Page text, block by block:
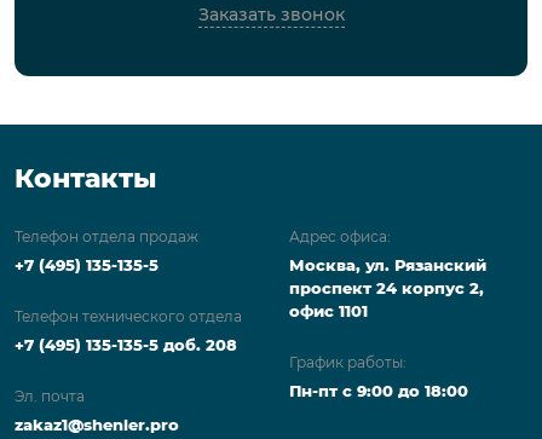
Заказать звонок
Контакты
Телефон отдела продаж
+7 (495) 135-135-5
Телефон технического отдела
+7 (495) 135-135-5 доб. 208
Эл. почта
zakaz1@shenler.pro
Адрес офиса:
Москва, ул. Рязанский
проспект 24 корпус 2,
офис 1101
График работы:
Пн-пт с 9:00 до 18:00